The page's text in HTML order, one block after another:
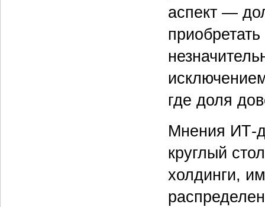
аспект —
где доля
Мнения ИТ-
круглый
холдинги,